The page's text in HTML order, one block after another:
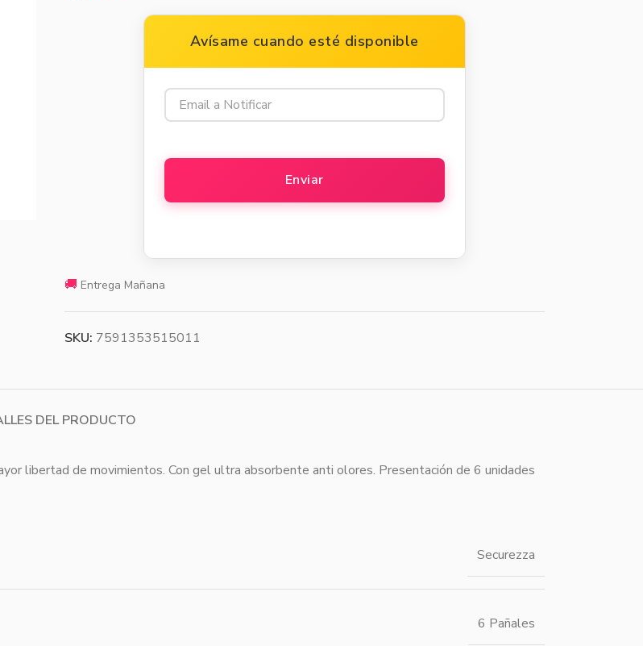
Avísame cuando esté disponible
🚚 Entrega Mañana
SKU: 7591353515011
DEL PRODUCTO
libertad de movimientos. Con gel ultra absorbente anti olores. Presentación de 6 unidades
Securezza
6 Pañales